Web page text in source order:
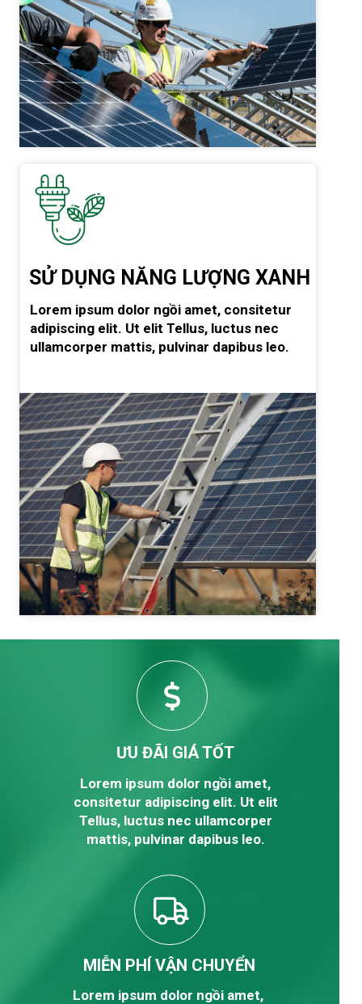
SỬ DỤNG NĂNG LƯỢNG XANH
Lorem ipsum dolor ngồi amet, consitetur
adipiscing elit. Ut elit Tellus, luctus nec
ullamcorper mattis, pulvinar dapibus leo.
MIỄN PHÍ VẬN CHUYỂN
Lorem ipsum dolor ngồi amet,
ƯU ĐÃI GIÁ TỐT
Lorem ipsum dolor ngồi amet,
consitetur adipiscing elit. Ut elit
Tellus, luctus nec ullamcorper
mattis, pulvinar dapibus leo.